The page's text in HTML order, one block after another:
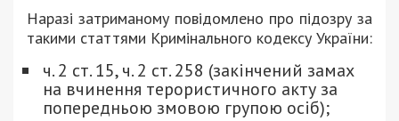
Наразі затриманому повідомлено про підозру за
такими статтями Кримінального кодексу України:
ч. 2 ст. 15, ч. 2 ст. 258 (закінчений замах
на вчинення терористичного акту за
попередньою змовою групою осіб);